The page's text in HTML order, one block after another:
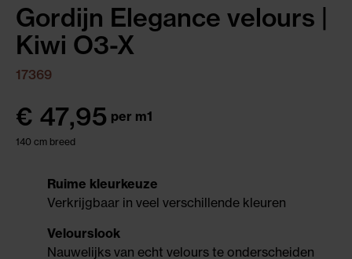
Gordijn Elegance velours |
Kiwi O3-X
17369
€ 47,95 per m1
140 cm breed
Ruime kleurkeuze
Verkrijgbaar in veel verschillende kleuren
Velourslook
Nauwelijks van echt velours te onderscheiden